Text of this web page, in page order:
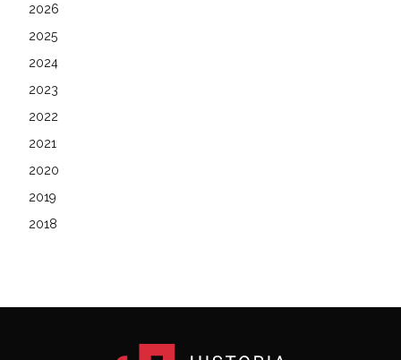
2026
2025
2024
2023
2022
2021
2020
2019
2018